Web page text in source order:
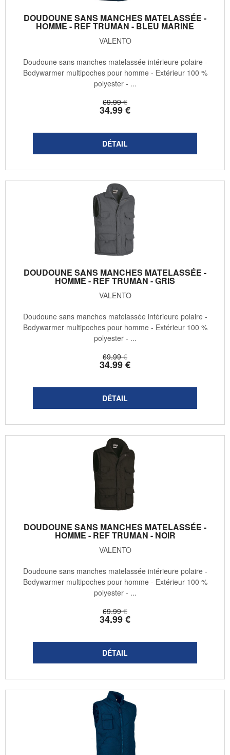
DOUDOUNE SANS MANCHES MATELASSÉE -
HOMME - REF TRUMAN - BLEU MARINE
VALENTO
69.99 €
34.99€
Doudoune sans manches matelassée intérieure polaire -
Bodywarmer multipoches pour homme - Extérieur 100 %
polyester - ...
DOUDOUNE SANS MANCHES MATELASSÉE -
HOMME - REF TRUMAN - GRIS
VALENTO
69.99 €
34.99€
Doudoune sans manches matelassée intérieure polaire -
Bodywarmer multipoches pour homme - Extérieur 100 %
polyester - ...
DOUDOUNE SANS MANCHES MATELASSÉE -
HOMME - REF TRUMAN - NOIR
VALENTO
69.99 €
34.99€
Doudoune sans manches matelassée intérieure polaire -
Bodywarmer multipoches pour homme - Extérieur 100 %
polyester - ...